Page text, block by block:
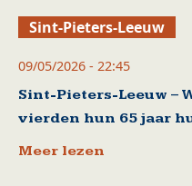
Sint-Pieters-Leeuw
09/05/2026 - 22:45
Sint-Pieters-Leeuw –
vierden hun 65 jaar
Meer lezen